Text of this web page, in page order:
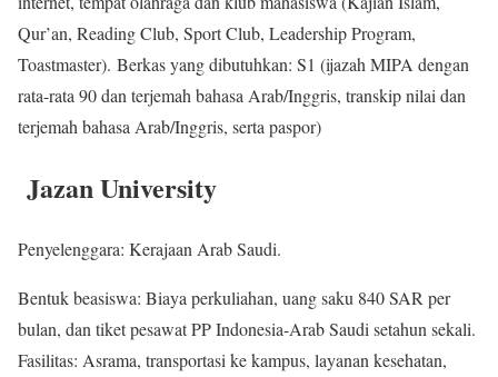
Qur’an, Reading Club, Sport Club, Leadership Program,
Toastmaster). Berkas yang dibutuhkan: S1 (ijazah MIPA dengan
rata-rata 90 dan terjemah bahasa Arab/Inggris, transkip nilai dan
terjemah bahasa Arab/Inggris, serta paspor)
Jazan University
Penyelenggara: Kerajaan Arab Saudi.
Bentuk beasiswa: Biaya perkuliahan, uang saku 840 SAR per
bulan, dan tiket pesawat PP Indonesia-Arab Saudi setahun sekali.
Fasilitas: Asrama, transportasi ke kampus, layanan kesehatan,